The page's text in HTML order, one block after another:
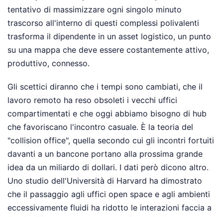
tentativo di massimizzare ogni singolo minuto
trascorso all'interno di questi complessi polivalenti
trasforma il dipendente in un asset logistico, un punto
su una mappa che deve essere costantemente attivo,
produttivo, connesso.
Gli scettici diranno che i tempi sono cambiati, che il
lavoro remoto ha reso obsoleti i vecchi uffici
compartimentati e che oggi abbiamo bisogno di hub
che favoriscano l'incontro casuale. È la teoria del
"collision office", quella secondo cui gli incontri fortuiti
davanti a un bancone portano alla prossima grande
idea da un miliardo di dollari. I dati però dicono altro.
Uno studio dell'Università di Harvard ha dimostrato
che il passaggio agli uffici open space e agli ambienti
eccessivamente fluidi ha ridotto le interazioni faccia a